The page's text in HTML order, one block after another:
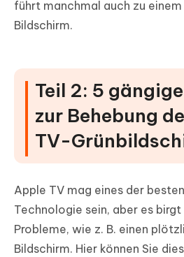
führt manchmal auch zu
Bildschirm.
Teil 2: 5
zur Behebung
TV-
Apple TV mag eines der
Technologie sein, aber es
Probleme, wie z. B. einen
Bildschirm. Hier können Sie